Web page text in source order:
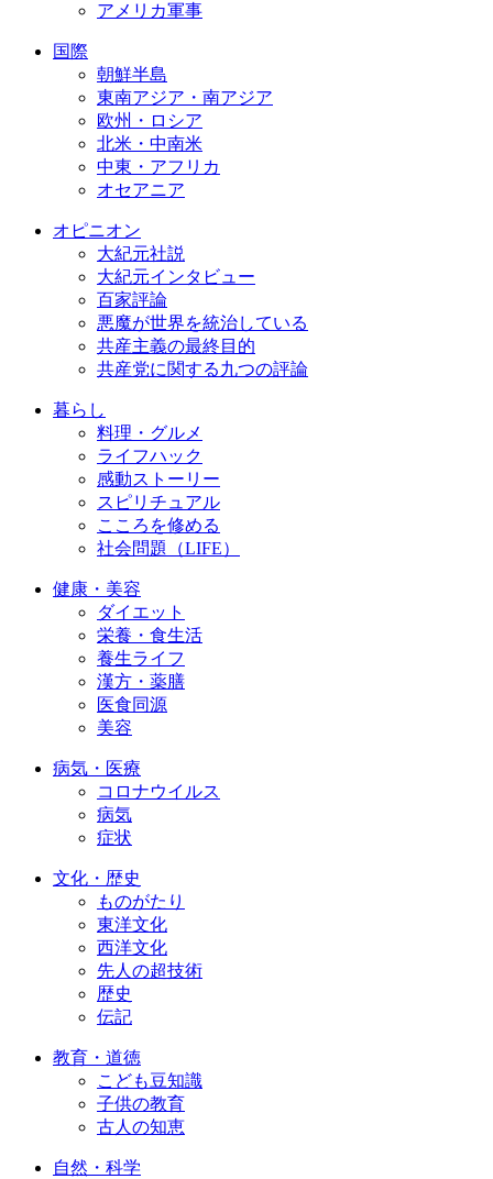
アメリカ軍事
国際
朝鮮半島
東南アジア・南アジア
欧州・ロシア
北米・中南米
中東・アフリカ
オセアニア
オピニオン
大紀元社説
大紀元インタビュー
百家評論
悪魔が世界を統治している
共産主義の最終目的
共産党に関する九つの評論
暮らし
料理・グルメ
ライフハック
感動ストーリー
スピリチュアル
こころを修める
社会問題（LIFE）
健康・美容
ダイエット
栄養・食生活
養生ライフ
漢方・薬膳
医食同源
美容
病気・医療
コロナウイルス
病気
症状
文化・歴史
ものがたり
東洋文化
西洋文化
先人の超技術
歴史
伝記
教育・道徳
こども豆知識
子供の教育
古人の知恵
自然・科学